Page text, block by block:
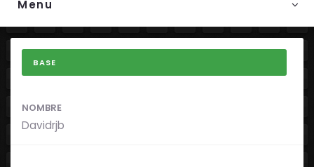
Menu
BASE
NOMBRE
Davidrjb